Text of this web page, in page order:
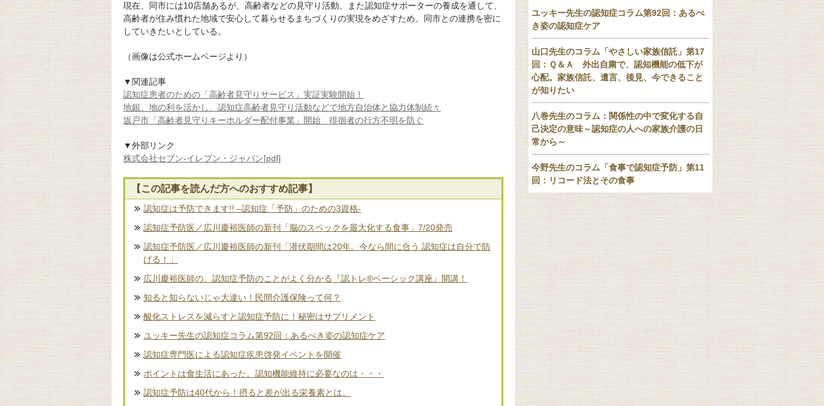
現在、同市には10店舗あるが、高齢者などの見守り活動、また認知症サポーターの養成を通して、
高齢者が住み慣れた地域で安心して暮らせるまちづくりの実現をめざすため、同市との連携を密に
していきたいとしている。
（画像は公式ホームページより）
▼関連記事
認知症患者のための「高齢者見守りサービス」実証実験開始！
地銀、地の利を活かし、認知症高齢者見守り活動などで地方自治体と協力体制続々
坂戸市「高齢者見守りキーホルダー配付事業」開始 徘徊者の行方不明を防ぐ
▼外部リンク
株式会社セブン‐イレブン・ジャパン[pdf]
【この記事を読んだ方へのおすすめ記事】
認知症は予防できます!! –認知症「予防」のための3資格-
認知症予防医／広川慶裕医師の新刊「脳のスペックを最大化する食事」7/20発売
認知症予防医／広川慶裕医師の新刊「潜伏期間は20年。今なら間に合う 認知症は自分で防
げる！」
広川慶裕医師の、認知症予防のことがよく分かる『認トレ®️ベーシック講座』開講！
知ると知らないじゃ大違い！民間介護保険って何？
酸化ストレスを減らすと認知症予防に！秘密はサプリメント
ユッキー先生の認知症コラム第92回：あるべき姿の認知症ケア
認知症専門医による認知症疾患啓発イベントを開催
ポイントは食生活にあった。認知機能維持に必要なのは・・・
認知症予防は40代から！摂ると差が出る栄養素とは。
ユッキー先生の認知症コラム第92回：あるべ
き姿の認知症ケア
山口先生のコラム「やさしい家族信託」第17
回：Ｑ＆Ａ 外出自粛で、認知機能の低下が
心配。家族信託、遺言、後見、今できること
が知りたい
八巻先生のコラム：関係性の中で変化する自
己決定の意味～認知症の人への家族介護の日
常から～
今野先生のコラム「食事で認知症予防」第11
回：リコード法とその食事